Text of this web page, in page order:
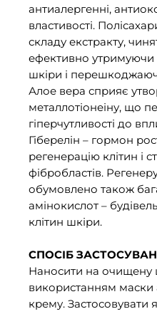
антиалергенні,
властивості.
складу екстракту,
ефективно утримуючи
шкіри і
Алое вера сприяє
металлотіонеіну, що
гіперчутливості до
Гіберелін – гормон
регенерацію клітин і
фібробластів.
обумовлено також
амінокислот –
клітин шкіри.
СПОСІБ
Наносити на очищену
використанням маски
крему. Застосовувати